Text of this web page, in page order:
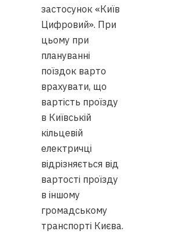
застосунок «Київ
Цифровий». При
цьому при
плануванні
поїздок варто
врахувати, що
вартість проїзду
в Київській
кільцевій
електричці
відрізняється від
вартості проїзду
в іншому
громадському
транспорті Києва.